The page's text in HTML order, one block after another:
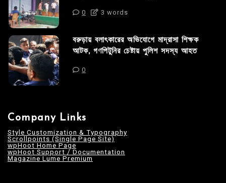
0 3 words
বরুড়ায় বলাৎকারের অভিযোগে মাদ্রাসা শিক্ষক
আটক, গণপিটুনির চেষ্টায় পুলিশ সদস্য আহত
0
Company Links
Style Customization & Typography
Scrollpoints (Single Page Site)
wpHoot Home Page
wpHoot Support / Documentation
Magazine Lume Premium